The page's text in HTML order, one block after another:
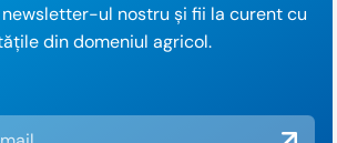
ul nostru și fii la curent cu
din domeniul agricol.